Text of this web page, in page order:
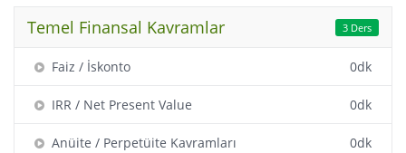
Temel Finansal Kavramlar 3 Ders
Faiz / İskonto 0dk
IRR / Net Present Value 0dk
Anüite / Perpetüite Kavramları 0dk